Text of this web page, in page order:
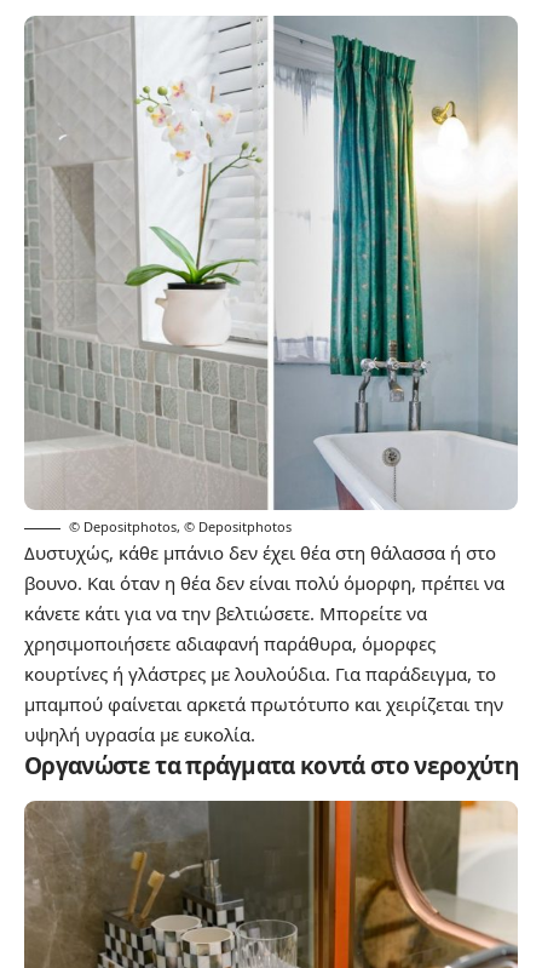
© Depositphotos, © Depositphotos
Δυστυχώς, κάθε μπάνιο δεν έχει θέα στη θάλασσα ή στο
βουνο. Και όταν η θέα δεν είναι πολύ όμορφη, πρέπει να
κάνετε κάτι για να την βελτιώσετε. Μπορείτε να
χρησιμοποιήσετε αδιαφανή παράθυρα, όμορφες
κουρτίνες ή γλάστρες με λουλούδια. Για παράδειγμα, το
μπαμπού φαίνεται αρκετά πρωτότυπο και χειρίζεται την
υψηλή υγρασία με ευκολία.
Οργανώστε τα πράγματα κοντά στο νεροχύτη